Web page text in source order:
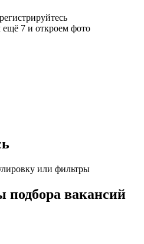
7 и откроем фото
или фильтры
вакансий